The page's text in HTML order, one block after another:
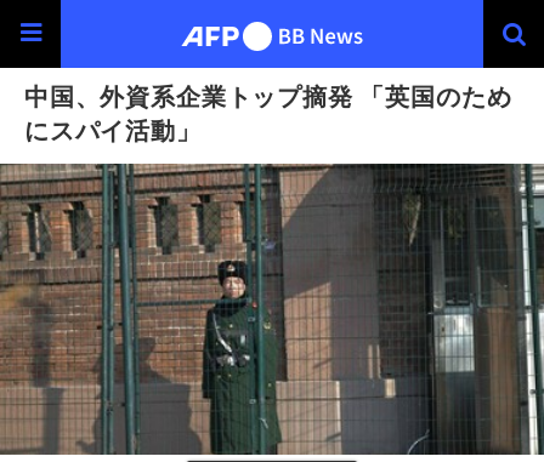
中国、外資系企業トップ摘発 「英国のため
にスパイ活動」